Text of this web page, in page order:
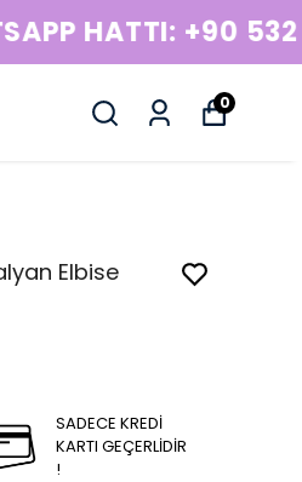
0
Elbise
SADECE KREDİ
KARTI GEÇERLİDİR
!